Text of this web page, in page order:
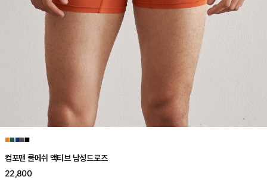
■■■■■
컴포맨 쿨메쉬 액티브 남성드로즈
22,800